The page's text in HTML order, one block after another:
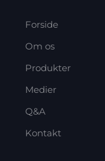
Forside
Om os
Produkter
Medier
Q&A
Kontakt